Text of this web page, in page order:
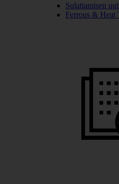
Sulattamisen
Ferrous & Heat